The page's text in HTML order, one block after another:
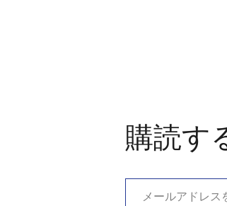
購読す
メールアドレスを入力…